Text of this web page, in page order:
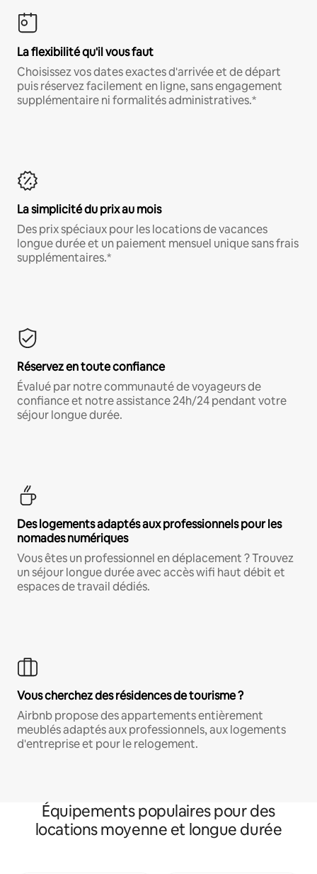
La flexibilité qu'il vous faut
Choisissez vos dates exactes d'arrivée et de départ
puis réservez facilement en ligne, sans engagement
supplémentaire ni formalités administratives.*
La simplicité du prix au mois
Des prix spéciaux pour les locations de vacances
longue durée et un paiement mensuel unique sans frais
supplémentaires.*
Réservez en toute confiance
Évalué par notre communauté de voyageurs de
confiance et notre assistance 24h/24 pendant votre
séjour longue durée.
Des logements adaptés aux professionnels pour les
nomades numériques
Vous êtes un professionnel en déplacement ? Trouvez
un séjour longue durée avec accès wifi haut débit et
espaces de travail dédiés.
Vous cherchez des résidences de tourisme ?
Airbnb propose des appartements entièrement
meublés adaptés aux professionnels, aux logements
d'entreprise et pour le relogement.
Équipements populaires pour des
locations moyenne et longue durée